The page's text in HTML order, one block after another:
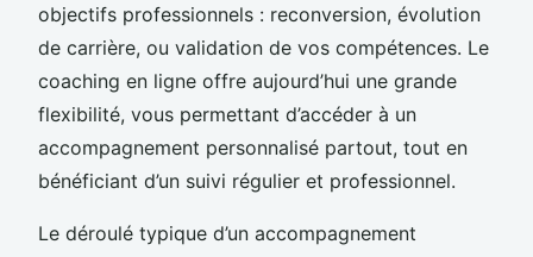
objectifs professionnels : reconversion, évolution
de carrière, ou validation de vos compétences. Le
coaching en ligne offre aujourd’hui une grande
flexibilité, vous permettant d’accéder à un
accompagnement personnalisé partout, tout en
bénéficiant d’un suivi régulier et professionnel.
Le déroulé typique d’un accompagnement